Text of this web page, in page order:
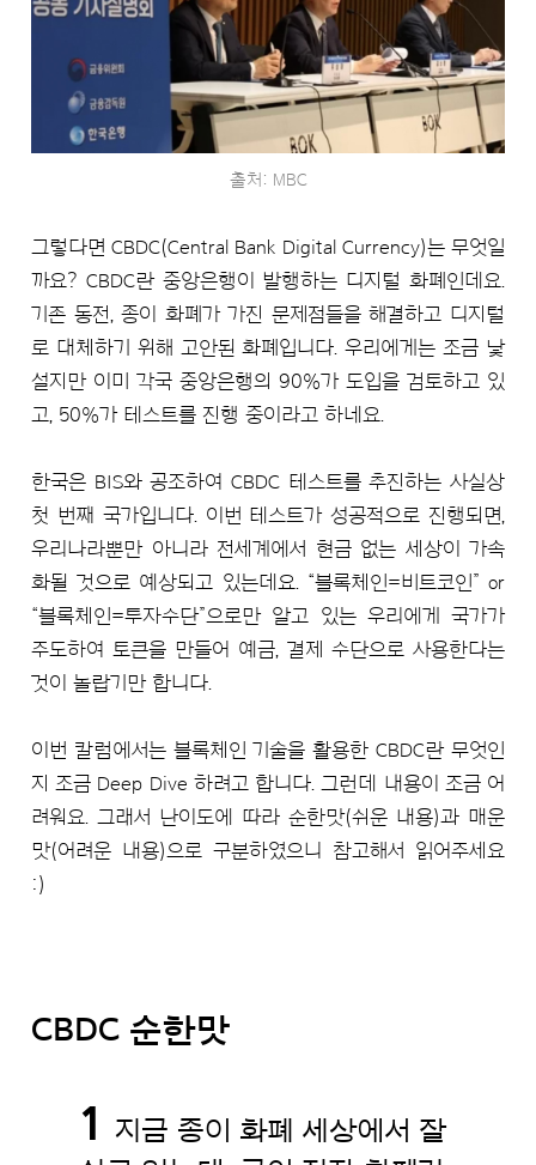
출처: MBC
그렇다면 CBDC(Central Bank Digital Currency)는 무엇일
까요? CBDC란 중앙은행이 발행하는 디지털 화폐인데요.
기존 동전, 종이 화폐가 가진 문제점들을 해결하고 디지털
로 대체하기 위해 고안된 화폐입니다. 우리에게는 조금 낯
설지만 이미 각국 중앙은행의 90%가 도입을 검토하고 있
고, 50%가 테스트를 진행 중이라고 하네요.
한국은 BIS와 공조하여 CBDC 테스트를 추진하는 사실상
첫 번째 국가입니다. 이번 테스트가 성공적으로 진행되면,
우리나라뿐만 아니라 전세계에서 현금 없는 세상이 가속
화될 것으로 예상되고 있는데요. “블록체인=비트코인” or
“블록체인=투자수단”으로만 알고 있는 우리에게 국가가
주도하여 토큰을 만들어 예금, 결제 수단으로 사용한다는
것이 놀랍기만 합니다.
이번 칼럼에서는 블록체인 기술을 활용한 CBDC란 무엇인
지 조금 Deep Dive 하려고 합니다. 그런데 내용이 조금 어
려워요. 그래서 난이도에 따라 순한맛(쉬운 내용)과 매운
맛(어려운 내용)으로 구분하였으니 참고해서 읽어주세요
:)
CBDC 순한맛
1
지금 종이 화폐 세상에서 잘